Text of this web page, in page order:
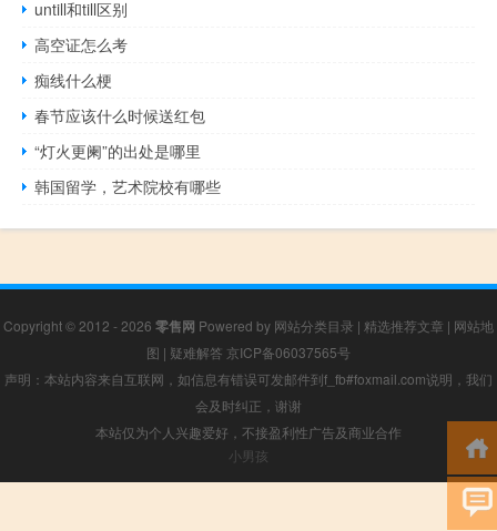
untill和till区别
高空证怎么考
痴线什么梗
春节应该什么时候送红包
“灯火更阑”的出处是哪里
韩国留学，艺术院校有哪些
Copyright © 2012 - 2026 零售网 Powered by 网站分类目录 | 精选推荐文章 | 网站地
图 | 疑难解答 京ICP备06037565号
声明：本站内容来自互联网，如信息有错误可发邮件到f_fb#foxmail.com说明，我们
会及时纠正，谢谢
本站仅为个人兴趣爱好，不接盈利性广告及商业合作
小男孩